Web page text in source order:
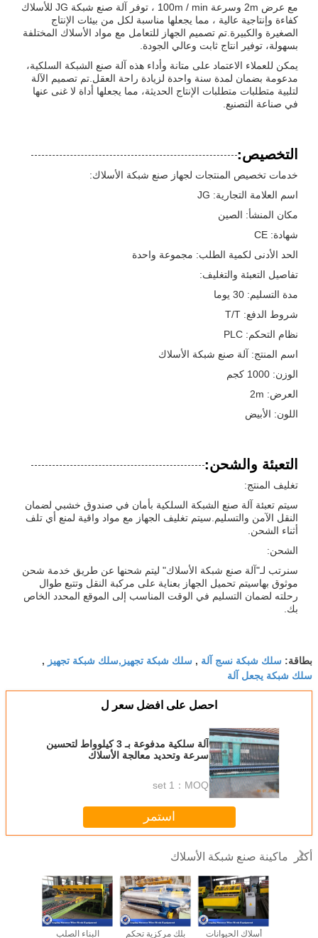
مع عرض 2m وسرعة 100m / min ، توفر آلة صنع شبكة JG للأسلاك
كفاءة وإنتاجية عالية ، مما يجعلها مناسبة لكل من بيئات الإنتاج
الصغيرة والكبيرة.تم تصميم الجهاز للتعامل مع مواد الأسلاك المختلفة
بسهولة، توفير انتاج ثابت وعالي الجودة.
يمكن للعملاء الاعتماد على متانة وأداء هذه آلة صنع الشبكة السلكية،
مدعومة بضمان لمدة سنة واحدة لزيادة راحة العقل.تم تصميم الآلة
لتلبية متطلبات متطلبات الإنتاج الحديثة، مما يجعلها أداة لا غنى عنها
في صناعة التصنيع.
التخصيص:
خدمات تخصيص المنتجات لجهاز صنع شبكة الأسلاك:
اسم العلامة التجارية: JG
مكان المنشأ: الصين
شهادة: CE
الحد الأدنى لكمية الطلب: مجموعة واحدة
تفاصيل التعبئة والتغليف:
مدة التسليم: 30 يوما
شروط الدفع: T/T
نظام التحكم: PLC
اسم المنتج: آلة صنع شبكة الأسلاك
الوزن: 1000 كجم
العرض: 2m
اللون: الأبيض
التعبئة والشحن:
تغليف المنتج:
سيتم تعبئة آلة صنع الشبكة السلكية بأمان في صندوق خشبي لضمان
النقل الآمن والتسليم.سيتم تغليف الجهاز مع مواد واقية لمنع أي تلف
أثناء الشحن.
الشحن:
سنرتب لـ"آلة صنع شبكة الأسلاك" ليتم شحنها عن طريق خدمة شحن
موثوق بهاسيتم تحميل الجهاز بعناية على مركبة النقل وتتبع طوال
رحلته لضمان التسليم في الوقت المناسب إلى الموقع المحدد الخاص
بك.
بطاقة: سلك شبكة نسج آلة , سلك شبكة تجهيز,سلك شبكة تجهيز ,
سلك شبكة يجعل آلة
احصل على افضل سعر ل
آلة سلكية مدفوعة بـ 3 كيلوواط لتحسين
سرعة وتحديد معالجة الأسلاك
MOQ：
1 set
استمر
أكثر ماكينة صنع شبكة الأسلاك
البناء الصلب بلك مركزية تحكم أسلاك الحيوانات